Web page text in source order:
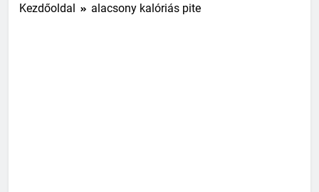
Kezdőoldal alacsony kalóriás pite